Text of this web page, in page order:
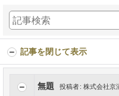
記事を閉じて表示
無題 投稿者: 株式会社京